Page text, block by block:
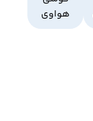
هواوی